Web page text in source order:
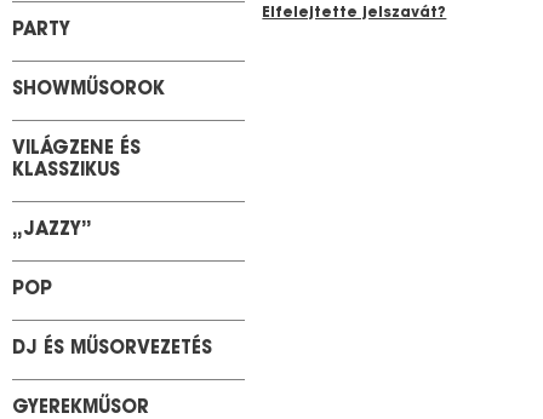
PARTY
SHOWMŰSOROK
VILÁGZENE ÉS
KLASSZIKUS
„JAZZY”
POP
DJ ÉS MŰSORVEZETÉS
GYEREKMŰSOR
Elfelejtette jelszavát?